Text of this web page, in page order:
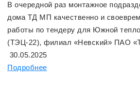
В очередной раз монтажное
дома ТД МП качественно и
работы по тендеру для Южной
(ТЭЦ-22), филиал «Невский» ПАО
30.05.2025
Подробнее